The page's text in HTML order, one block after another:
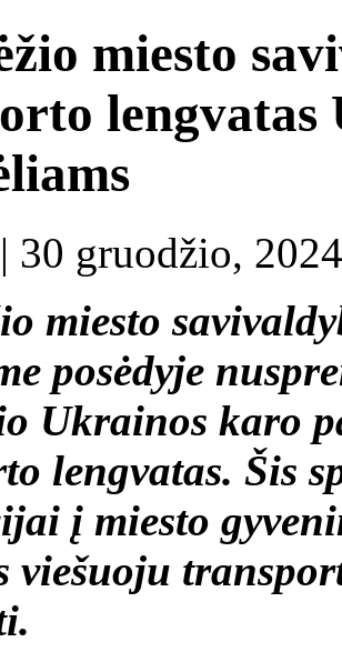
miesto
lengvatas
30 gruodžio,
miesto
posėdyje
Ukrainos karo
lengvatas. Šis
į miesto
viešuoju